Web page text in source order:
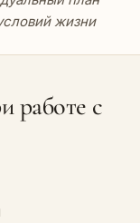
жизни
работе с